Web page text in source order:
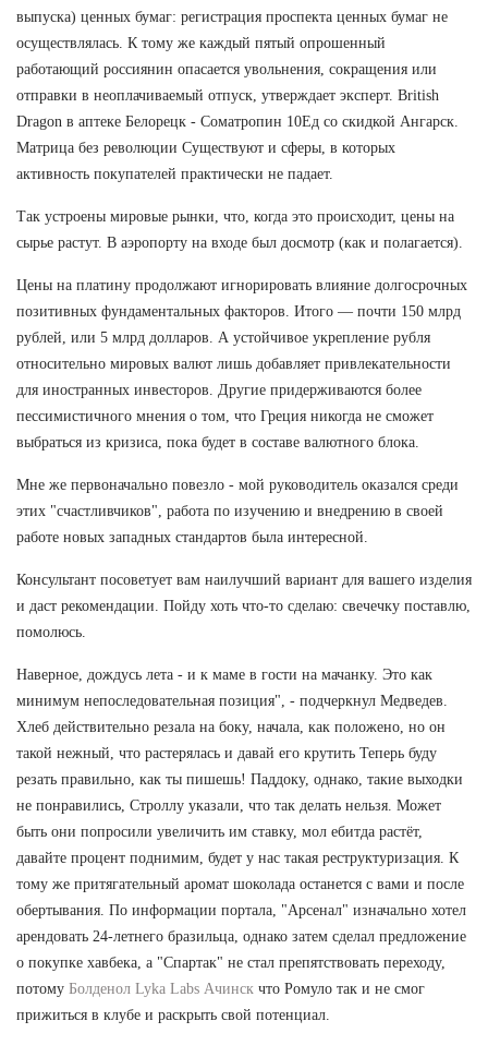
выпуска) ценных бумаг: регистрация проспекта ценных бумаг не
осуществлялась. К тому же каждый пятый опрошенный
работающий россиянин опасается увольнения, сокращения или
отправки в неоплачиваемый отпуск, утверждает эксперт. British
Dragon в аптеке Белорецк - Cоматропин 10Ед со скидкой Ангарск.
Матрица без революции Существуют и сферы, в которых
активность покупателей практически не падает.
Так устроены мировые рынки, что, когда это происходит, цены на
сырье растут. В аэропорту на входе был досмотр (как и полагается).
Цены на платину продолжают игнорировать влияние долгосрочных
позитивных фундаментальных факторов. Итого — почти 150 млрд
рублей, или 5 млрд долларов. А устойчивое укрепление рубля
относительно мировых валют лишь добавляет привлекательности
для иностранных инвесторов. Другие придерживаются более
пессимистичного мнения о том, что Греция никогда не сможет
выбраться из кризиса, пока будет в составе валютного блока.
Мне же первоначально повезло - мой руководитель оказался среди
этих "счастливчиков", работа по изучению и внедрению в своей
работе новых западных стандартов была интересной.
Консультант посоветует вам наилучший вариант для вашего изделия
и даст рекомендации. Пойду хоть что-то сделаю: свечечку поставлю,
помолюсь.
Наверное, дождусь лета - и к маме в гости на мачанку. Это как
минимум непоследовательная позиция", - подчеркнул Медведев.
Хлеб действительно резала на боку, начала, как положено, но он
такой нежный, что растерялась и давай его крутить Теперь буду
резать правильно, как ты пишешь! Паддоку, однако, такие выходки
не понравились, Строллу указали, что так делать нельзя. Может
быть они попросили увеличить им ставку, мол ебитда растёт,
давайте процент поднимим, будет у нас такая реструктуризация. К
тому же притягательный аромат шоколада останется с вами и после
обертывания. По информации портала, "Арсенал" изначально хотел
арендовать 24-летнего бразильца, однако затем сделал предложение
о покупке хавбека, а "Спартак" не стал препятствовать переходу,
потому Болденол Lyka Labs Ачинск что Ромуло так и не смог
прижиться в клубе и раскрыть свой потенциал.